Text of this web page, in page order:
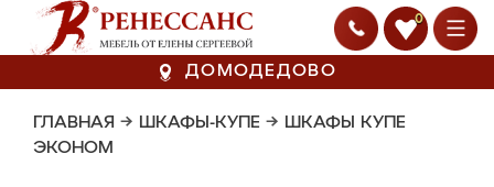
0
ДОМОДЕДОВО
ГЛАВНАЯ → ШКАФЫ-КУПЕ → ШКАФЫ КУПЕ
ЭКОНОМ